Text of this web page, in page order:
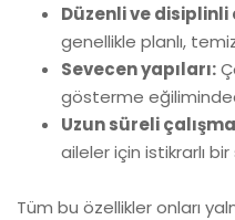
Düzenli ve disiplinli
genellikle planlı,
Sevecen yapıları:
gösterme
Uzun süreli
aileler için istikrarlı
Tüm bu özellikler onları